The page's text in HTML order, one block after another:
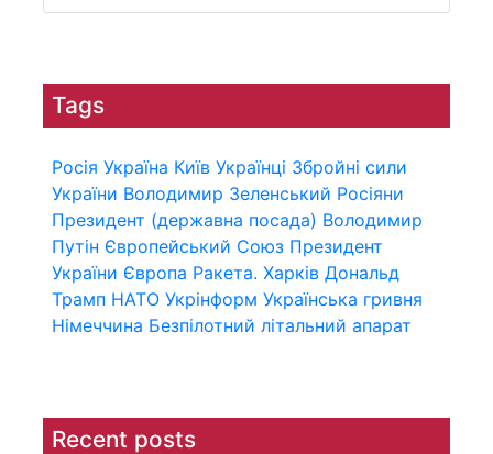
Tags
Росія Україна Київ Українці Збройні сили
України Володимир Зеленський Росіяни
Президент (державна посада) Володимир
Путін Європейський Союз Президент
України Європа Ракета. Харків Дональд
Трамп НАТО Укрінформ Українська гривня
Німеччина Безпілотний літальний апарат
Recent posts